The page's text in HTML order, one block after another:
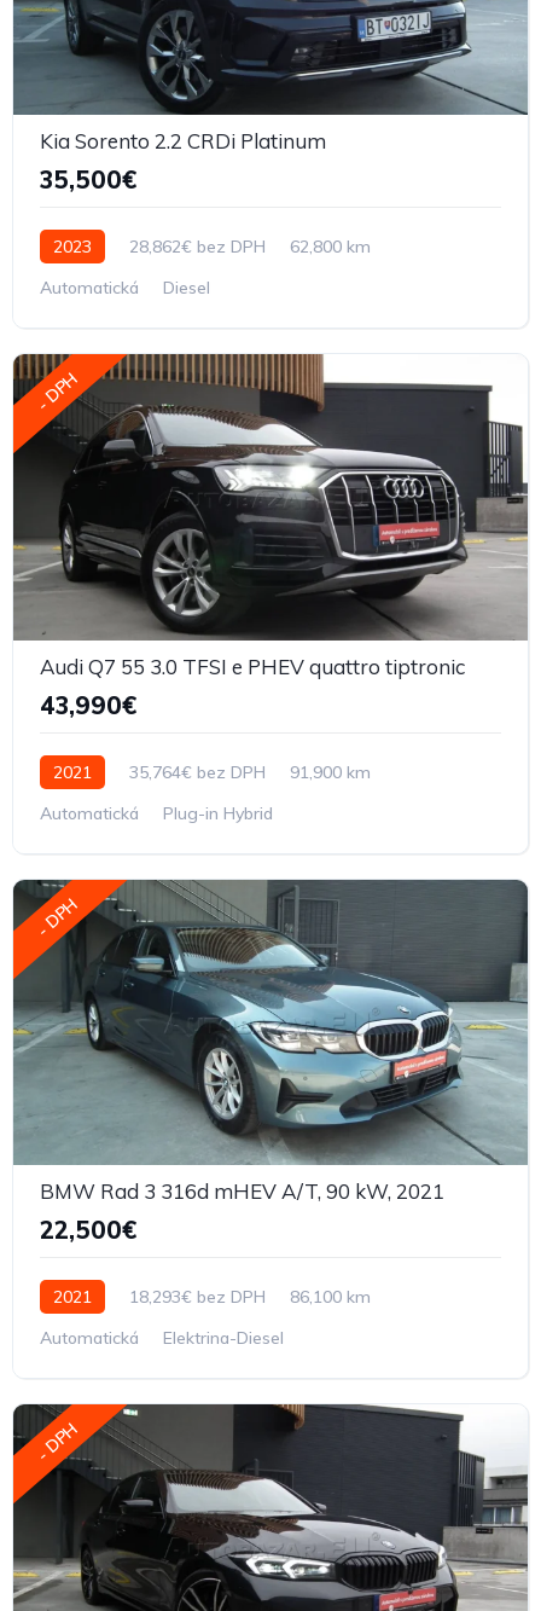
Kia Sorento 2.2 CRDi Platinum
35,500€
2023 28,862€ bez DPH
62,800 km
Automatická
Diesel
- DPH
Audi Q7 55 3.0 TFSI e PHEV quattro tiptronic
43,990€
2021 35,764€ bez DPH
91,900 km
Automatická
Plug-in Hybrid
- DPH
BMW Rad 3 316d mHEV A/T, 90 kW, 2021
22,500€
2021 18,293€ bez DPH
86,100 km
Automatická
Elektrina-Diesel
- DPH